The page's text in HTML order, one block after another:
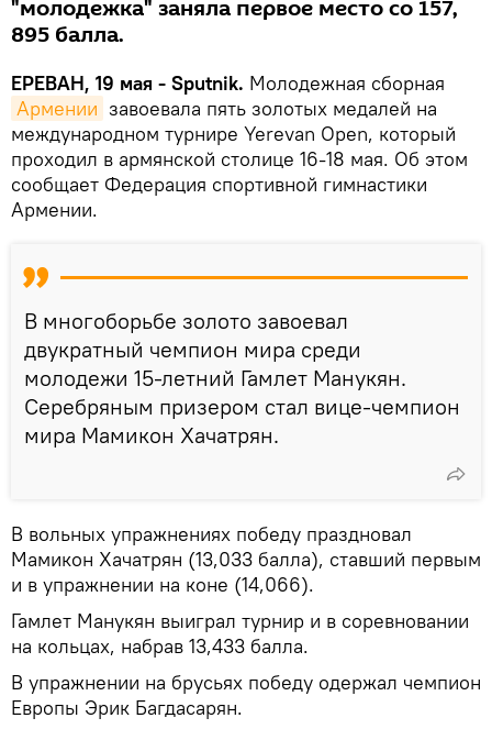
"молодежка" заняла первое место со 157,
895 балла.
ЕРЕВАН, 19 мая - Sputnik. Молодежная сборная
Армении завоевала пять золотых медалей на
международном турнире Yerevan Open, который
проходил в армянской столице 16-18 мая. Об этом
сообщает Федерация спортивной гимнастики
Армении.
В многоборьбе золото завоевал
двукратный чемпион мира среди
молодежи 15-летний Гамлет Манукян.
Серебряным призером стал вице-чемпион
мира Мамикон Хачатрян.
В вольных упражнениях победу праздновал
Мамикон Хачатрян (13,033 балла), ставший первым
и в упражнении на коне (14,066).
Гамлет Манукян выиграл турнир и в соревновании
на кольцах, набрав 13,433 балла.
В упражнении на брусьях победу одержал чемпион
Европы Эрик Багдасарян.